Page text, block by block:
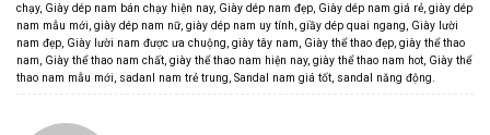
chạy, Giày dép nam bán chạy hiện nay, Giày dép nam đẹp, Giày dép nam giá rẻ, giày dép
nam mẫu mới, giày dép nam nữ, giày dép nam uy tính, giầy dép quai ngang, Giày lười
nam đẹp, Giày lười nam được ưa chuộng, giày tây nam, Giày thể thao đẹp, giày thể thao
nam, Giày thể thao nam chất, giày thể thao nam hiện nay, giày thể thao nam hot, Giày thể
thao nam mẫu mới, sadanl nam trẻ trung, Sandal nam giá tốt, sandal năng động.